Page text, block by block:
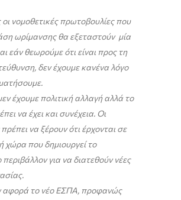
πρωτοβουλίες που
ωρίμανσης θα εξεταστούν μία
εάν θεωρούμε ότι είναι προς τη
δεν έχουμε κανένα λόγο
πολιτική αλλαγή αλλά το
να έχει και συνέχεια. Οι
να ξέρουν ότι έρχονται σε
χώρα που δημιουργεί το
για να διατεθούν νέες
το νέο ΕΣΠΑ, προφανώς